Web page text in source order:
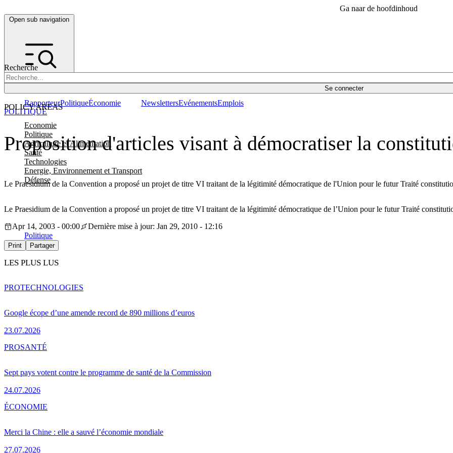
Ga naar de hoofdinhoud
Open sub navigation
Recherche
Se connecter
POLICY AREAS
Economie
Politique
Agriculture et Alimentation
Santé
Technologies
Energie, Environnement et Transport
Défense
RapporteurPolitiqueÉconomie NewslettersEvénementsEmplois
Proposition d'articles visant à démocratiser la
Le Praesidium de la Convention a proposé un projet de titre VI traitant de la légitimité démocratique de l'Union pour le futur Traité
POLITIQUE
Le Praesidium de la Convention a proposé un projet de titre VI traitant de la légitimité démocratique de l’Union pour le futur Traité
Apr 14, 2003 - 00:00
Dernière mise à jour: Jan 29, 2010 - 12:16
Politique
Print Partager
LES PLUS LUS
Google écope d’une amende record de 890 millions d’euros
23.07.2026
PROTECHNOLOGIES
Sept pays votent contre le programme de santé de la Commission
24.07.2026
PROSANTÉ
Merci la Chine : elle a sauvé l’économie mondiale
27.07.2026
ÉCONOMIE